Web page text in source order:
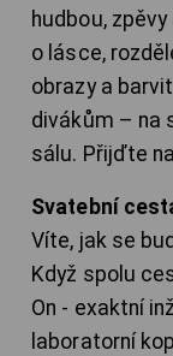
hudbou,
o lásce,
obrazy a
divákům – na
sálu. Přijďte
Svatební
Víte, jak se
Když spolu
On - exaktní
laboratorní